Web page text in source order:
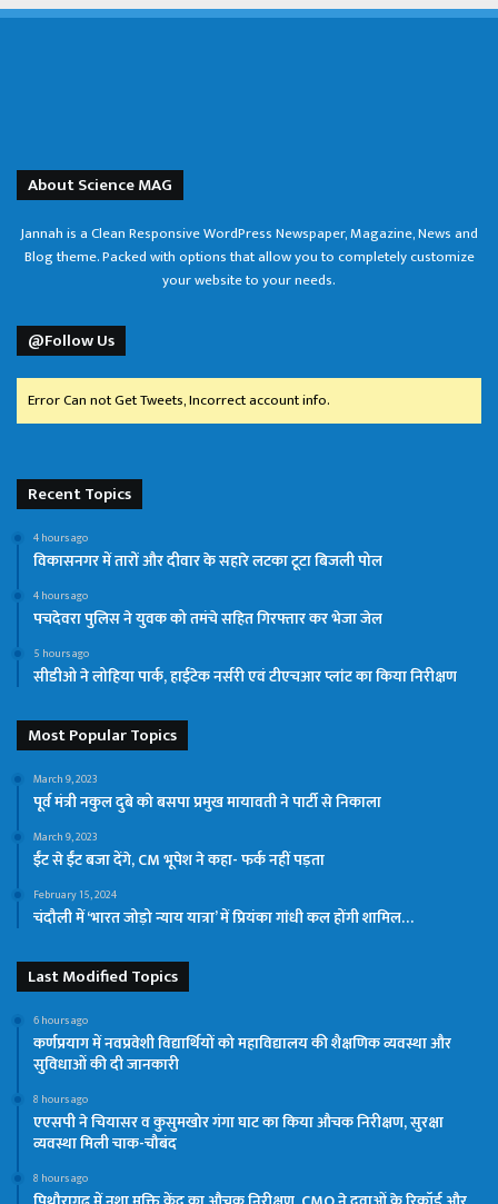
About Science MAG
Jannah is a Clean Responsive WordPress Newspaper, Magazine, News and
Blog theme. Packed with options that allow you to completely customize
your website to your needs.
@Follow Us
Error Can not Get Tweets, Incorrect account info.
Recent Topics
4 hours ago
विकासनगर में तारों और दीवार के सहारे लटका टूटा बिजली पोल
4 hours ago
पचदेवरा पुलिस ने युवक को तमंचे सहित गिरफ्तार कर भेजा जेल
5 hours ago
सीडीओ ने लोहिया पार्क, हाईटेक नर्सरी एवं टीएचआर प्लांट का किया निरीक्षण
Most Popular Topics
March 9, 2023
पूर्व मंत्री नकुल दुबे को बसपा प्रमुख मायावती ने पार्टी से निकाला
March 9, 2023
ईंट से ईंट बजा देंगे, CM भूपेश ने कहा- फर्क नहीं पड़ता
February 15, 2024
चंदौली में ‘भारत जोड़ो न्याय यात्रा’ में प्रियंका गांधी कल होंगी शामिल…
Last Modified Topics
6 hours ago
कर्णप्रयाग में नवप्रवेशी विद्यार्थियों को महाविद्यालय की शैक्षणिक व्यवस्था और
सुविधाओं की दी जानकारी
8 hours ago
एएसपी ने चियासर व कुसुमखोर गंगा घाट का किया औचक निरीक्षण, सुरक्षा
व्यवस्था मिली चाक-चौबंद
8 hours ago